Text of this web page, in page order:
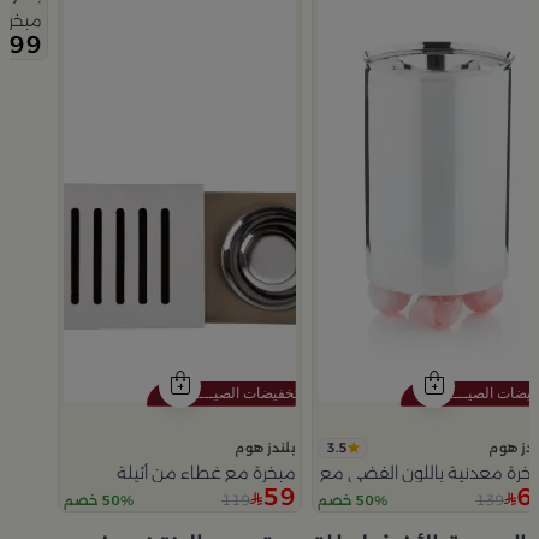
هوم 3.5
معدنية باللون الفضي مع قواعد دائرية من ملاذ
139 50% خصم
بلندز هوم
مبخرة مع غطاء من أثيلة
59
119 50% خصم
99